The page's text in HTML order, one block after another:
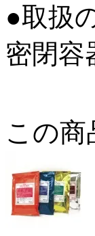
●取扱
密閉容
この